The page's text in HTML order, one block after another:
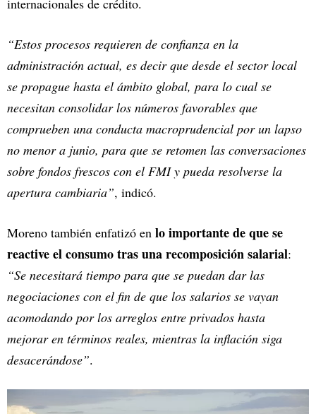
“Estos procesos requieren de confianza en la
administración actual, es decir que desde el sector local
se propague hasta el ámbito global, para lo cual se
necesitan consolidar los números favorables que
comprueben una conducta macroprudencial por un lapso
no menor a junio, para que se retomen las conversaciones
sobre fondos frescos con el FMI y pueda resolverse la
apertura cambiaria”, indicó.
Moreno también enfatizó en lo importante de que se
reactive el consumo tras una recomposición salarial:
“Se necesitará tiempo para que se puedan dar las
negociaciones con el fin de que los salarios se vayan
acomodando por los arreglos entre privados hasta
mejorar en términos reales, mientras la inflación siga
desacerándose”.